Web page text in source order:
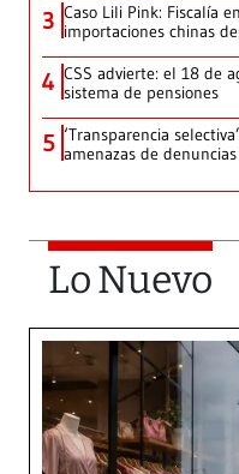
3 Caso Lili Pink: Fiscalía
importaciones chinas
4 CSS advierte: el 18 de
sistema de pensiones
5 ‘Transparencia
amenazas de
Lo Nuevo